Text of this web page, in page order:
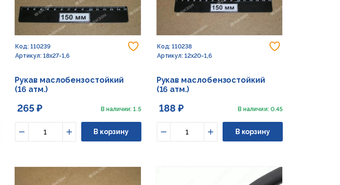
Добавить в избранное
Добавить в избранное
Код: 110239
Артикул: 18х27-1,6
Рукав маслобензостойкий
(16 атм.)
265 ₽ В наличии: 1.5
Увеличить
В корзину
Код: 110238
Артикул: 12х20-1,6
Рукав маслобензостойкий
(16 атм.)
188 ₽ В наличии: 0.45
Увеличить
В корзину